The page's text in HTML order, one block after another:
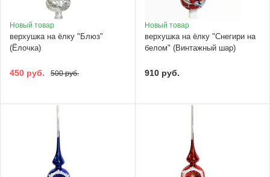
Новый товар
верхушка на ёлку "Блюз"
(Ёлочка)
450 руб. 500 руб.
Новый товар
верхушка на ёлку "Снегири на
белом" (Винтажный шар)
910 руб.